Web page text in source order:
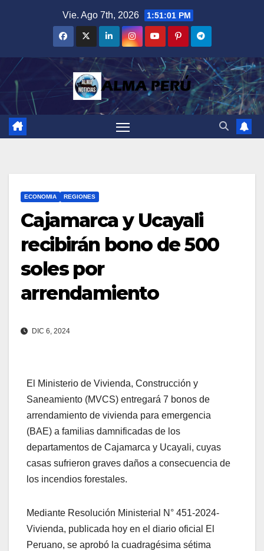
Vie. Ago 7th, 2026 1:51:02 PM
ECONOMIA REGIONES
Cajamarca y Ucayali
recibirán bono de 500
soles por
arrendamiento
DIC 6, 2024
El Ministerio de Vivienda, Construcción y
Saneamiento (MVCS) entregará 7 bonos de
arrendamiento de vivienda para emergencia
(BAE) a familias damnificadas de los
departamentos de Cajamarca y Ucayali, cuyas
casas sufrieron graves daños a consecuencia de
los incendios forestales.
Mediante Resolución Ministerial N° 451-2024-
Vivienda, publicada hoy en el diario oficial El
Peruano, se aprobó la cuadragésima sétima